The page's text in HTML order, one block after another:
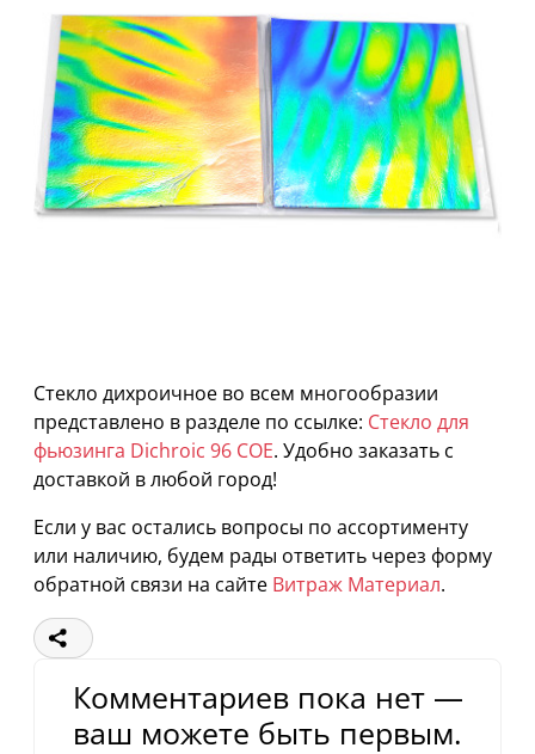
Стекло дихроичное во всем многообразии
представлено в разделе по ссылке: Стекло для
фьюзинга Dichroic 96 COE. Удобно заказать с
доставкой в любой город!
Если у вас остались вопросы по ассортименту
или наличию, будем рады ответить через форму
обратной связи на сайте Витраж Материал.
Комментариев пока нет —
ваш можете быть первым.